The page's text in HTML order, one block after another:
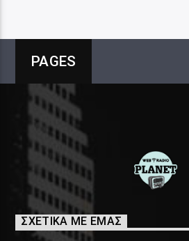
PAGES
ΣΧΕΤΙΚΑ ΜΕ ΕΜΑΣ